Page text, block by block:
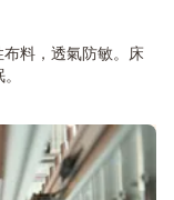
料，透氣防敏。床